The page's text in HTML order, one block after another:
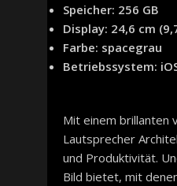
Speicher: 256 GB
Display: 24,6 cm
Farbe: spacegrau
Betriebssystem:
Mit einem brillanten
Lautsprecher
und Produktivität.
Bild bietet, mit